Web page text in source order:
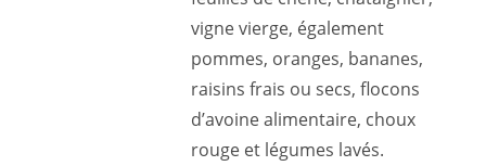
vigne vierge, également
pommes, oranges, bananes,
raisins frais ou secs, flocons
d’avoine alimentaire, choux
rouge et légumes lavés.